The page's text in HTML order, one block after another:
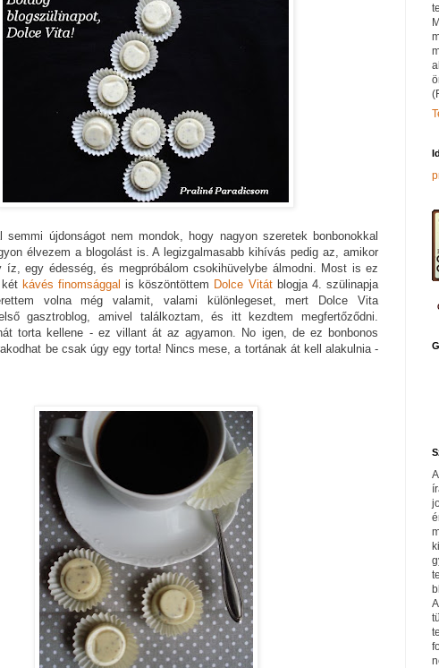
semmi újdonságot nem mondok, hogy nagyon szeretek bonbonokkal
élvezem a blogolást is. A legizgalmasabb kihívás pedig az, amikor
íz, egy édesség, és megpróbálom csokihüvelybe álmodni. Most is ez
kávés finomsággal is köszöntöttem Dolce Vitátblogja 4. szülinapja
volna még valamit, valami különlegeset, mert Dolce Vita
gasztroblog, amivel találkoztam, és itt kezdtem megfertőződni.
torta kellene - ez villant át az agyamon. No igen, de ez bonbonos
be csak úgy egy torta! Nincs mese, a tortának át kell alakulnia -